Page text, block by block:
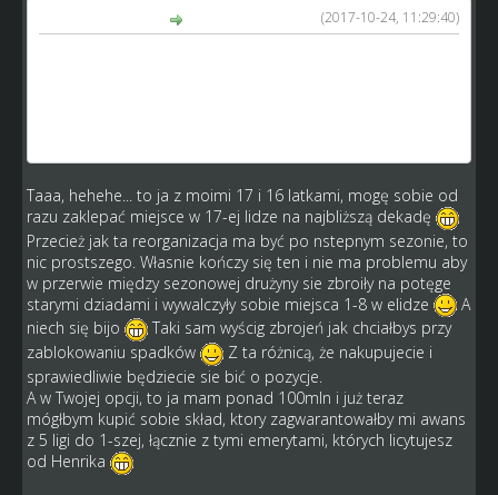
(2017-10-24, 11:29:40)
Taaa, hehehe... to ja z moimi 17 i 16 latkami, mogę sobie od
razu zaklepać miejsce w 17-ej lidze na najbliższą dekadę
Przecież jak ta reorganizacja ma być po nstepnym sezonie, to
nic prostszego. Własnie kończy się ten i nie ma problemu aby
w przerwie między sezonowej drużyny sie zbroiły na potęge
starymi dziadami i wywalczyły sobie miejsca 1-8 w elidze
A
niech się bijo
Taki sam wyścig zbrojeń jak chciałbys przy
zablokowaniu spadków
Z ta różnicą, że nakupujecie i
sprawiedliwie będziecie sie bić o pozycje.
A w Twojej opcji, to ja mam ponad 100mln i już teraz
mógłbym kupić sobie skład, ktory zagwarantowałby mi awans
z 5 ligi do 1-szej, łącznie z tymi emerytami, których licytujesz
od Henrika